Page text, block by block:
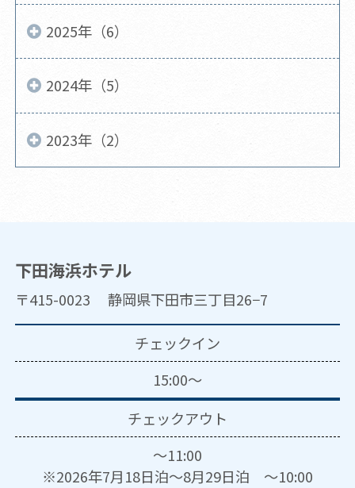
2025年（6）
2024年（5）
2023年（2）
下田海浜ホテル
〒415-0023 静岡県下田市三丁目26−7
チェックイン
15:00～
チェックアウト
～11:00
※2026年7月18日泊～8月29日泊 ～10:00